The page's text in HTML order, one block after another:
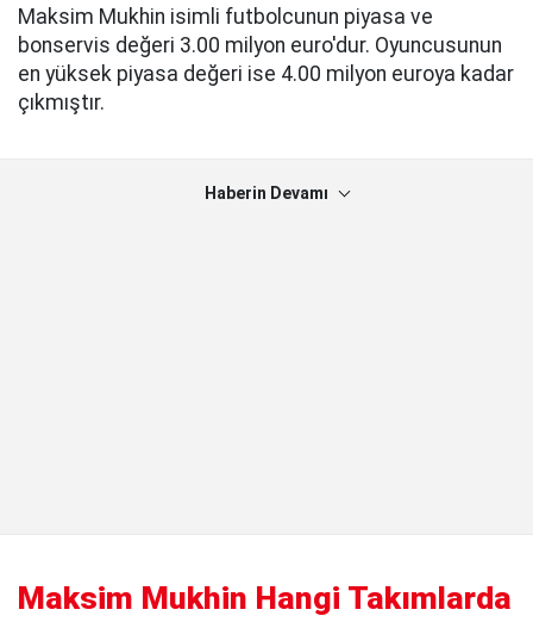
Maksim Mukhin isimli futbolcunun piyasa ve
bonservis değeri 3.00 milyon euro'dur. Oyuncusunun
en yüksek piyasa değeri ise 4.00 milyon euroya kadar
çıkmıştır.
Haberin Devamı
Maksim Mukhin Hangi Takımlarda